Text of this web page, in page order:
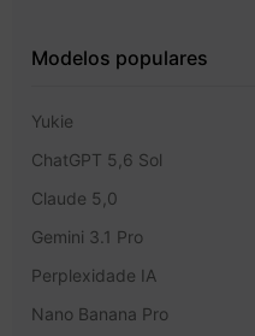
Modelos populares
Yukie
ChatGPT 5,6 Sol
Claude 5,0
Gemini 3.1 Pro
Perplexidade IA
Nano Banana Pro